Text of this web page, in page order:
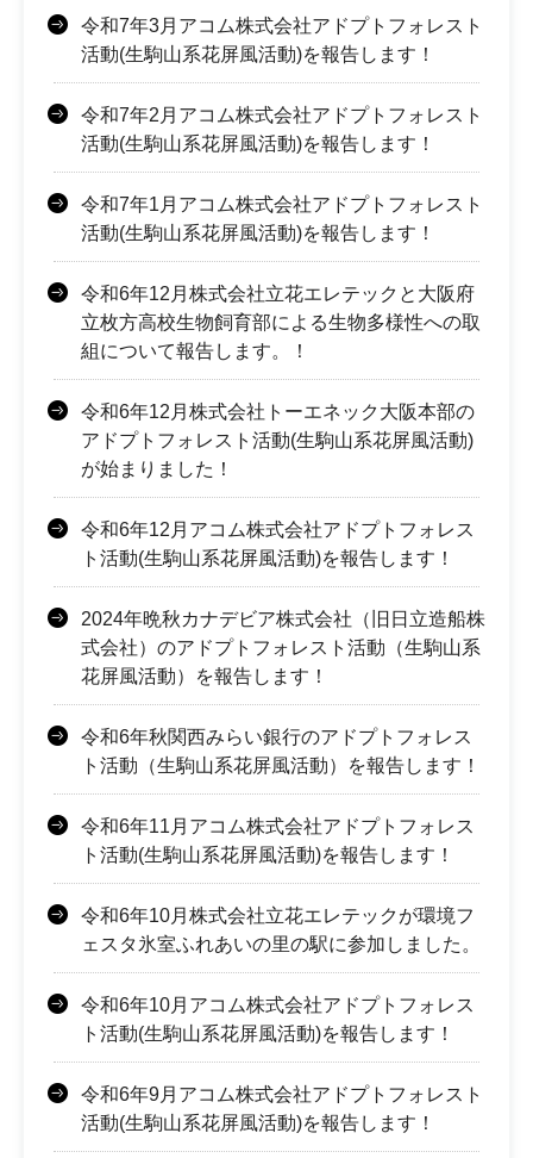
令和7年3月アコム株式会社アドプトフォレスト
活動(生駒山系花屏風活動)を報告します！
令和7年2月アコム株式会社アドプトフォレスト
活動(生駒山系花屏風活動)を報告します！
令和7年1月アコム株式会社アドプトフォレスト
活動(生駒山系花屏風活動)を報告します！
令和6年12月株式会社立花エレテックと大阪府
立枚方高校生物飼育部による生物多様性への取
組について報告します。！
令和6年12月株式会社トーエネック大阪本部の
アドプトフォレスト活動(生駒山系花屏風活動)
が始まりました！
令和6年12月アコム株式会社アドプトフォレス
ト活動(生駒山系花屏風活動)を報告します！
2024年晩秋カナデビア株式会社（旧日立造船株
式会社）のアドプトフォレスト活動（生駒山系
花屏風活動）を報告します！
令和6年秋関西みらい銀行のアドプトフォレス
ト活動（生駒山系花屏風活動）を報告します！
令和6年11月アコム株式会社アドプトフォレス
ト活動(生駒山系花屏風活動)を報告します！
令和6年10月株式会社立花エレテックが環境フ
ェスタ氷室ふれあいの里の駅に参加しました。
令和6年10月アコム株式会社アドプトフォレス
ト活動(生駒山系花屏風活動)を報告します！
令和6年9月アコム株式会社アドプトフォレスト
活動(生駒山系花屏風活動)を報告します！